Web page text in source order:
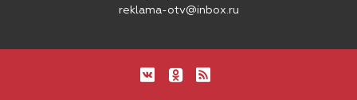
reklama-otv@inbox.ru